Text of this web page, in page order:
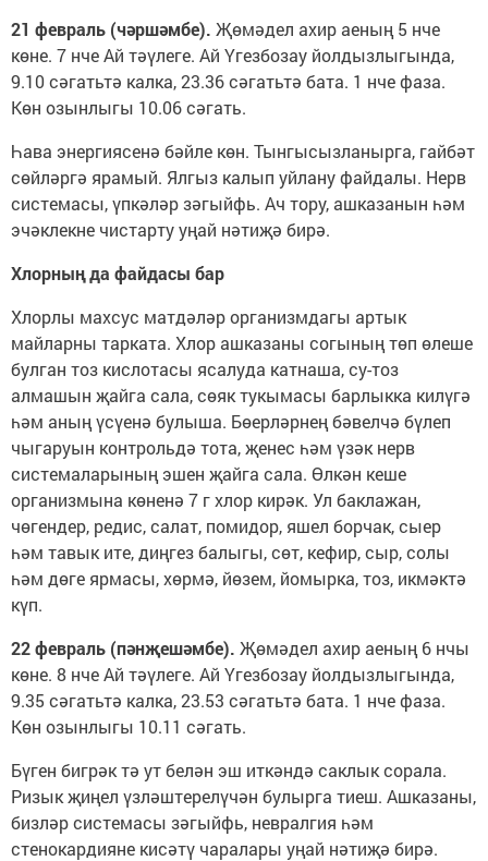
21 февраль (чәршәмбе). Җөмәдел ахир аеның 5 нче
көне. 7 нче Ай тәүлеге. Ай Үгезбозау йолдызлыгында,
9.10 сәгатьтә калка, 23.36 сәгатьтә бата. 1 нче фаза.
Көн озынлыгы 10.06 сәгать.
Һава энергиясенә бәйле көн. Тынгысызланырга, гайбәт
сөйләргә ярамый. Ялгыз калып уйлану файдалы. Нерв
системасы, үпкәләр зәгыйфь. Ач тору, ашказанын һәм
эчәклекне чистарту уңай нәтиҗә бирә.
Хлорның да файдасы бар
Хлорлы махсус матдәләр организмдагы артык
майларны тарката. Хлор ашказаны согының төп өлеше
булган тоз кислотасы ясалуда катнаша, су-тоз
алмашын җайга сала, сөяк тукымасы барлыкка килүгә
һәм аның үсүенә булыша. Бөерләрнең бәвелчә бүлеп
чыгаруын контрольдә тота, җенес һәм үзәк нерв
системаларының эшен җайга сала. Өлкән кеше
организмына көненә 7 г хлор кирәк. Ул баклажан,
чөгендер, редис, салат, помидор, яшел борчак, сыер
һәм тавык ите, диңгез балыгы, сөт, кефир, сыр, солы
һәм дөге ярмасы, хөрмә, йөзем, йомырка, тоз, икмәктә
күп.
22 февраль (пәнҗешәмбе). Җөмәдел ахир аеның 6 нчы
көне. 8 нче Ай тәүлеге. Ай Үгезбозау йолдызлыгында,
9.35 сәгатьтә калка, 23.53 сәгатьтә бата. 1 нче фаза.
Көн озынлыгы 10.11 сәгать.
Бүген бигрәк тә ут белән эш иткәндә саклык сорала.
Ризык җиңел үзләштерелүчән булырга тиеш. Ашказаны,
бизләр системасы зәгыйфь, невралгия һәм
стенокардияне кисәтү чаралары уңай нәтиҗә бирә.